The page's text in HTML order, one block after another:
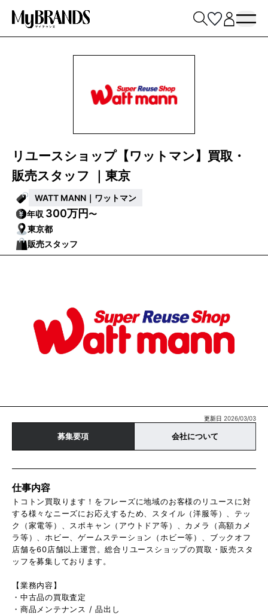
リユースショップ【ワットマン】買取・
販売スタッフ ｜東京
WATT MANN｜ワットマン
年収 300万円〜
東京都
販売スタッフ
更新日 2026/03/03
募集要項 会社について
仕事内容
トコトン買取ります！をフレーズに地域のお客様のリユースに対
する様々なニーズにお応えするため、スタイル（洋服等）、テッ
ク（家電等）、スポキャン（アウトドア等）、カメラ（高額カメ
ラ等）、ホビー、ゲームステーション（ホビー等）、ブックオフ
店舗を60店舗以上運営。総合リユースショップの買取・販売スタ
ッフを募集しております。
【業務内容】
・中古品の買取査定
・商品メンテナンス / 品出し